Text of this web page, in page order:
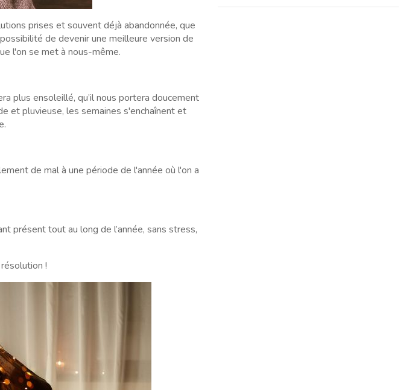
prises et souvent déjà abandonnée, que
de devenir une meilleure version de
l'on se met à nous-même.
plus ensoleillé, qu’il nous portera doucement
et pluvieuse, les semaines s'enchaînent et
de mal à une période de l'année où l'on a
présent tout au long de l’année, sans stress,
!